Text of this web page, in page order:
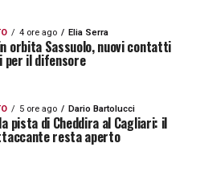
in una
due giorni di
il test del 2
c’è ancora tanto da
applicazione,
so che c’è lo spirito
amichevoli
4 ore ago Elia Serra
orbita Sassuolo, nuovi contatti
per il difensore
5 ore ago Dario Bartolucci
pista di Cheddira al Cagliari: il
resta aperto